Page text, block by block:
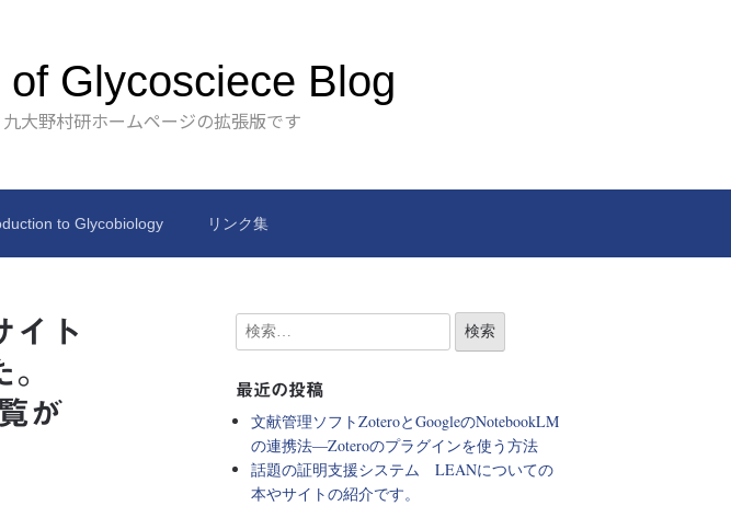
Glycosciece Blog
野村研ホームページの拡張版です
to Glycobiology リンク集
イト
が
最近の投稿
文献管理ソフトZoteroとGoogleのNotebookLM
の連携法―Zoteroのプラグインを使う方法
話題の証明支援システム LEANについての
本やサイトの紹介です。